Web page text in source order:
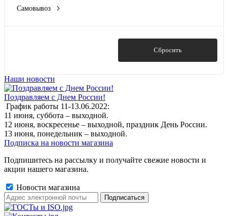
Самовывоз
Сбросить
Наши новости
Поздравляем с Днем России!
График работы 11-13.06.2022:
11 июня, суббота – выходной.
12 июня, воскресенье – выходной, праздник День России.
13 июня, понедельник – выходной.
Подписка на новости магазина
Подпишитесь на рассылку и получайте свежие новости и
акции нашего магазина.
Новости магазина